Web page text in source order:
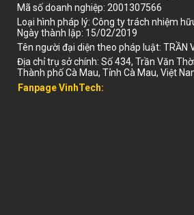
Mã số doanh nghiệp: 2001307566
Loại hình pháp lý: Công ty trách nhiệm
Ngày thành lập: 15/02/2019
Tên người đại diện theo pháp luật: TRẦN
Địa chỉ trụ sở chính: Số 434, Trần Văn
Thành phố Cà Mau, Tỉnh Cà Mau, Việt
Fanpage VinhTech: